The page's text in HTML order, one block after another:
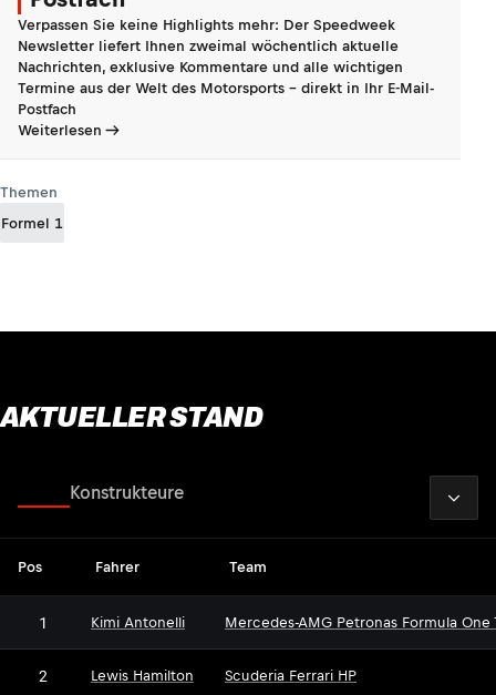
Verpassen Sie keine Highlights mehr: Der Speedweek
Newsletter liefert Ihnen zweimal wöchentlich aktuelle
Nachrichten, exklusive Kommentare und alle wichtigen
Termine aus der Welt des Motorsports - direkt in Ihr E-Mail-
Postfach
Weiterlesen
Themen
Formel 1
AKTUELLER STAND
Konstrukteure
Pos Fahrer Team
1 Kimi Antonelli Mercedes-AMG Petronas Formula One
2 Lewis Hamilton Scuderia Ferrari HP